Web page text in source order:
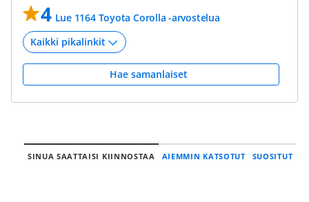
4 Lue 1164 Toyota Corolla -arvostelua
Hae samanlaiset
SINUA SAATTAISI KIINNOSTAA AIEMMIN KATSOTUT SUOSITUT